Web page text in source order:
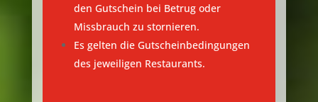
den Gutschein bei Betrug oder
Missbrauch zu stornieren.
Es gelten die Gutscheinbedingungen
des jeweiligen Restaurants.